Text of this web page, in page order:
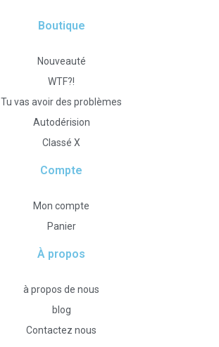
Boutique
Nouveauté
WTF?!
Tu vas avoir des problèmes
Autodérision
Classé X
Compte
Mon compte
Panier
À propos
à propos de nous
blog
Contactez nous